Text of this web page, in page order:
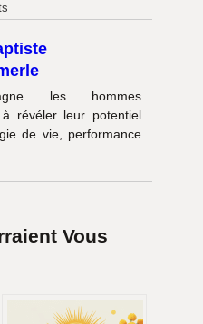
les hommes
à révéler leur potentiel
de vie, performance
Vous